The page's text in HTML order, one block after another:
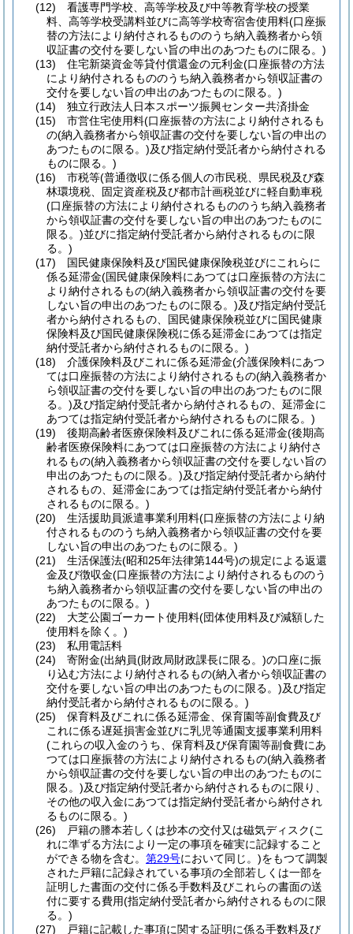
(12)
看護専門学校、高等学校及び中等教育学校の授業
料、高等学校受講料並びに高等学校寄宿舎使用料(口座振
替の方法により納付されるもののうち納入義務者から領
収証書の交付を要しない旨の申出のあつたものに限る。)
(13)
住宅新築資金等貸付償還金の元利金(口座振替の方法
により納付されるもののうち納入義務者から領収証書の
交付を要しない旨の申出のあつたものに限る。)
(14)
独立行政法人日本スポーツ振興センター共済掛金
(15)
市営住宅使用料(口座振替の方法により納付されるも
の(納入義務者から領収証書の交付を要しない旨の申出の
あつたものに限る。)及び指定納付受託者から納付される
ものに限る。)
(16)
市税等(普通徴収に係る個人の市民税、県民税及び森
林環境税、固定資産税及び都市計画税並びに軽自動車税
(口座振替の方法により納付されるもののうち納入義務者
から領収証書の交付を要しない旨の申出のあつたものに
限る。)並びに指定納付受託者から納付されるものに限
る。)
(17)
国民健康保険料及び国民健康保険税並びにこれらに
係る延滞金(国民健康保険料にあつては口座振替の方法に
より納付されるもの(納入義務者から領収証書の交付を要
しない旨の申出のあつたものに限る。)及び指定納付受託
者から納付されるもの、国民健康保険税並びに国民健康
保険料及び国民健康保険税に係る延滞金にあつては指定
納付受託者から納付されるものに限る。)
(18)
介護保険料及びこれに係る延滞金(介護保険料にあつ
ては口座振替の方法により納付されるもの(納入義務者か
ら領収証書の交付を要しない旨の申出のあつたものに限
る。)及び指定納付受託者から納付されるもの、延滞金に
あつては指定納付受託者から納付されるものに限る。)
(19)
後期高齢者医療保険料及びこれに係る延滞金(後期高
齢者医療保険料にあつては口座振替の方法により納付さ
れるもの(納入義務者から領収証書の交付を要しない旨の
申出のあつたものに限る。)及び指定納付受託者から納付
されるもの、延滞金にあつては指定納付受託者から納付
されるものに限る。)
(20)
生活援助員派遣事業利用料(口座振替の方法により納
付されるもののうち納入義務者から領収証書の交付を要
しない旨の申出のあつたものに限る。)
(21)
生活保護法(昭和25年法律第144号)の規定による返還
金及び徴収金(口座振替の方法により納付されるもののう
ち納入義務者から領収証書の交付を要しない旨の申出の
あつたものに限る。)
(22)
大芝公園ゴーカート使用料(団体使用料及び減額した
使用料を除く。)
(23)
私用電話料
(24)
寄附金(出納員(財政局財政課長に限る。)の口座に振
り込む方法により納付されるもの(納入者から領収証書の
交付を要しない旨の申出のあつたものに限る。)及び指定
納付受託者から納付されるものに限る。)
(25)
保育料及びこれに係る延滞金、保育園等副食費及び
これに係る遅延損害金並びに乳児等通園支援事業利用料
(これらの収入金のうち、保育料及び保育園等副食費にあ
つては口座振替の方法により納付されるもの(納入義務者
から領収証書の交付を要しない旨の申出のあつたものに
限る。)及び指定納付受託者から納付されるものに限り、
その他の収入金にあつては指定納付受託者から納付され
るものに限る。)
(26)
戸籍の謄本若しくは抄本の交付又は磁気ディスク(こ
れに準ずる方法により一定の事項を確実に記録すること
ができる物を含む。 第29号において同じ。)をもつて調製
された戸籍に記録されている事項の全部若しくは一部を
証明した書面の交付に係る手数料及びこれらの書面の送
付に要する費用(指定納付受託者から納付されるものに限
る。)
(27)
戸籍に記載した事項に関する証明に係る手数料及び